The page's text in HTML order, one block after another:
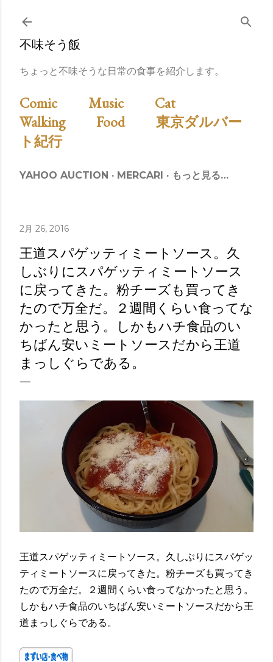
スキップしてメイン コンテンツに移動
不味そう飯
ちょっと不味そうな日常の食事を紹介します。
Comic Music
Cat
Walking
Food
東京ダルバー
ト紀行
YAHOO AUCTION MERCARI もっと見る…
2月 26, 2016
王道スパゲッティミートソース。久
しぶりにスパゲッティミートソース
に戻ってきた。粉チーズも買ってき
たので万全だ。２週間くらい食ってな
かったと思う。しかもハチ食品のい
ちばん安いミートソースだから王道
まっしぐらである。
王道スパゲッティミートソース。久しぶりにスパゲッ
ティミートソースに戻ってきた。粉チーズも買ってき
たので万全だ。２週間くらい食ってなかったと思う。
しかもハチ食品のいちばん安いミートソースだから王
道まっしぐらである。